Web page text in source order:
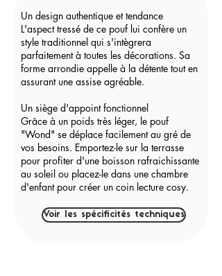
Un design authentique et tendance
L'aspect tressé de ce pouf lui confère un
style traditionnel qui s'intègrera
parfaitement à toutes les décorations. Sa
forme arrondie appelle à la détente tout en
assurant une assise agréable.
Un siège d'appoint fonctionnel
Grâce à un poids très léger, le pouf
"Wond" se déplace facilement au gré de
vos besoins. Emportez-le sur la terrasse
pour profiter d'une boisson rafraichissante
au soleil ou placez-le dans une chambre
d'enfant pour créer un coin lecture cosy.
Voir les spécificités techniques